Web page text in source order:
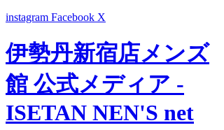
instagram Facebook X
伊勢丹新宿店メンズ
館 公式メディア -
ISETAN NEN'S net